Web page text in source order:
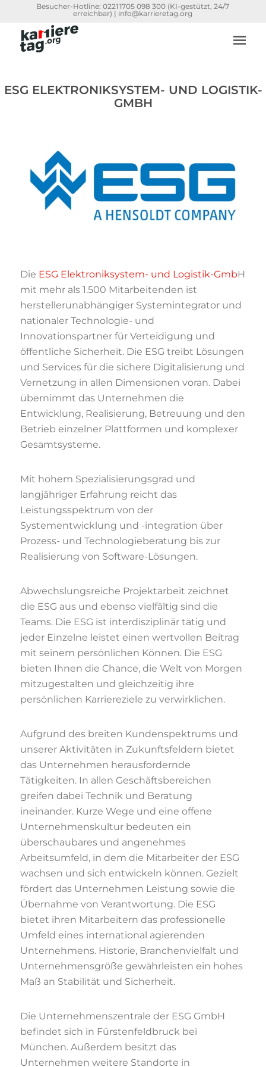
Besucher-Hotline:0221 1705 098 300 (KI-gestützt, 24/7
erreichbar) | info@karrieretag.org
ESG ELEKTRONIKSYSTEM- UND LOGISTIK-
GMBH
Die ESG Elektroniksystem- und Logistik-GmbH
mit mehr als 1.500 Mitarbeitenden ist
herstellerunabhängiger Systemintegrator und
nationaler Technologie- und
Innovationspartner für Verteidigung und
öffentliche Sicherheit. Die ESG treibt Lösungen
und Services für die sichere Digitalisierung und
Vernetzung in allen Dimensionen voran. Dabei
übernimmt das Unternehmen die
Entwicklung, Realisierung, Betreuung und den
Betrieb einzelner Plattformen und komplexer
Gesamtsysteme.
Mit hohem Spezialisierungsgrad und
langjähriger Erfahrung reicht das
Leistungsspektrum von der
Systementwicklung und -integration über
Prozess- und Technologieberatung bis zur
Realisierung von Software-Lösungen.
Abwechslungsreiche Projektarbeit zeichnet
die ESG aus und ebenso vielfältig sind die
Teams. Die ESG ist interdisziplinär tätig und
jeder Einzelne leistet einen wertvollen Beitrag
mit seinem persönlichen Können. Die ESG
bieten Ihnen die Chance, die Welt von Morgen
mitzugestalten und gleichzeitig ihre
persönlichen Karriereziele zu verwirklichen.
Aufgrund des breiten Kundenspektrums und
unserer Aktivitäten in Zukunftsfeldern bietet
das Unternehmen herausfordernde
Tätigkeiten. In allen Geschäftsbereichen
greifen dabei Technik und Beratung
ineinander. Kurze Wege und eine offene
Unternehmenskultur bedeuten ein
überschaubares und angenehmes
Arbeitsumfeld, in dem die Mitarbeiter der ESG
wachsen und sich entwickeln können. Gezielt
fördert das Unternehmen Leistung sowie die
Übernahme von Verantwortung. Die ESG
bietet ihren Mitarbeitern das professionelle
Umfeld eines international agierenden
Unternehmens. Historie, Branchenvielfalt und
Unternehmensgröße gewährleisten ein hohes
Maß an Stabilität und Sicherheit.
Die Unternehmenszentrale der ESG GmbH
befindet sich in Fürstenfeldbruck bei
München. Außerdem besitzt das
Unternehmen weitere Standorte in